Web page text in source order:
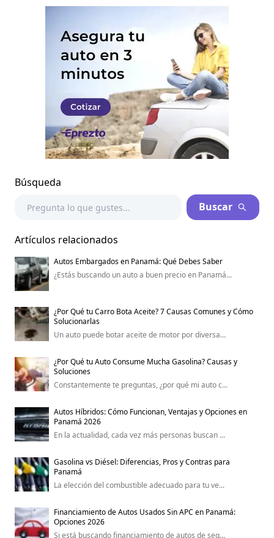
Búsqueda
Buscar
Artículos relacionados
Autos Embargados en Panamá: Qué Debes Saber
¿Estás buscando un auto a buen precio en Panamá...
¿Por Qué tu Carro Bota Aceite? 7 Causas Comunes y Cómo
Solucionarlas
Un auto puede botar aceite de motor por diversa...
¿Por Qué tu Auto Consume Mucha Gasolina? Causas y
Soluciones
Constantemente te preguntas, ¿por qué mi auto c...
Autos Híbridos: Cómo Funcionan, Ventajas y Opciones en
Panamá 2026
En la actualidad, cada vez más personas buscan ...
Gasolina vs Diésel: Diferencias, Pros y Contras para
Panamá
La elección del combustible adecuado para tu ve...
Financiamiento de Autos Usados Sin APC en Panamá:
Opciones 2026
Si está buscando financiamiento de autos de seg...